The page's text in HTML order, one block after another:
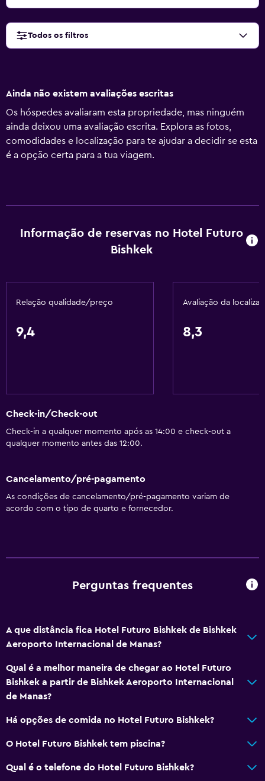
Todos os filtros
Ainda não existem avaliações escritas
Os hóspedes avaliaram esta propriedade, mas ninguém
ainda deixou uma avaliação escrita. Explora as fotos,
comodidades e localização para te ajudar a decidir se esta
é a opção certa para a tua viagem.
Informação de reservas no Hotel Futuro
Bishkek
Relação qualidade/preço
9,4
Avaliação da
8,3
Check-in/Check-out
Check-in a qualquer momento após as 14:00 e check-out a
qualquer momento antes das 12:00.
Cancelamento/pré-pagamento
As condições de cancelamento/pré-pagamento variam de
acordo com o tipo de quarto e fornecedor.
Perguntas frequentes
A que distância fica Hotel Futuro Bishkek de Bishkek
Aeroporto Internacional de Manas?
Qual é a melhor maneira de chegar ao Hotel Futuro
Bishkek a partir de Bishkek Aeroporto Internacional
de Manas?
Há opções de comida no Hotel Futuro Bishkek?
O Hotel Futuro Bishkek tem piscina?
Qual é o telefone do Hotel Futuro Bishkek?